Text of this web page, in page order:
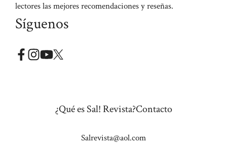
lectores las mejores recomendaciones y reseñas.
Síguenos
¿Qué es Sal! Revista?Contacto
Salrevista@aol.com